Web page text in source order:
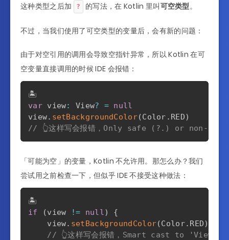
这种类型之后加 ? 的写法，在 Kotlin 里叫可空类型。
不过，当我们使用了可空类型的变量后，会有新的问题：
由于对空引用的调用会导致空指针异常，所以 Kotlin 在可
空变量直接调用的时候 IDE 会报错：
var view: View? = null
view. setBackgroundColor(Color . RED)
// 👆这样写会报错，Only safe (?.) or
「可能为空」的变量，Kotlin 不允许用。那怎么办？我们
尝试用之前检查一下，但似乎 IDE 不接受这种做法：
if
(view != null)
{
    view
. setBackgroundColor(Color. RED)
// 👆这样写会报错，Smart cast to